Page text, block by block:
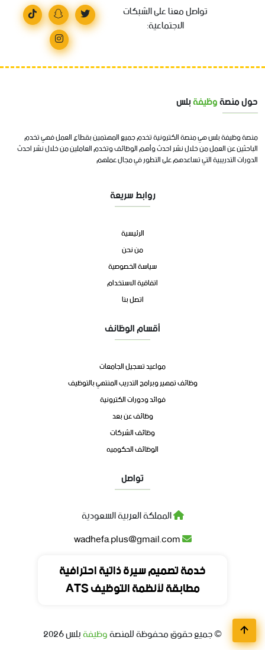
خدمة تصميم سيرة ذاتية احترافية
مطابقة لأنظمة التوظيف ATS
تواصل معنا على الشبكات
الاجتماعية:
حول منصةوظيفةبلس
منصة وظيفة بلس هي منصة الكترونية تخدم جميع المهتمين بقطاع العمل فهي تخدم
الباحثين عن العمل من خلال نشر احدث وأهم الوظائف وتخدم العاملين من خلال نشر احدث
الدورات التدريبية التي تساعدهم على التطور في مجال عملهم
روابط سريعة
الرئيسية
من نحن
سياسة الخصوصية
اتفاقية الاستخدام
اتصل بنا
أقسام الوظائف
مواعيد تسجيل الجامعات
وظائف تمهير وبرامج التدريب المنتهي بالتوظيف
فوائد ودورات الكترونية
وظائف عن بعد
وظائف الشركات
الوظائف الحكوميه
تواصل
المملكة العربية السعودية
+966 0000 000 00
+966 0000 000 00
© جميع حقوق محفوظة للمنصةوظيفةبلس2026